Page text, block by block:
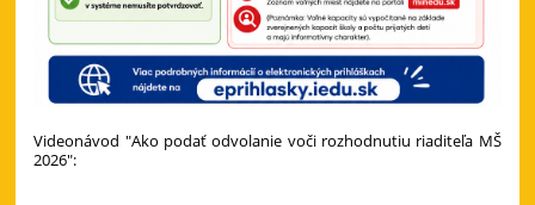
Videonávod "Ako podať odvolanie voči rozhodnutiu riaditeľa MŠ
2026":